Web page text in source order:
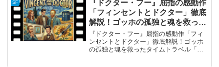
を笑いと魔法で...
SF
『ドクター・フー』屈指の感動作
「フィンセントとドクター」徹底
解説！ゴッホの孤独と魂を救った
タイムトラベル
『ドクター・フー』屈指の感動作「フィ
ンセントとドクター」徹底解説！ゴッホ
の孤独と魂を救ったタイムトラベル「フ